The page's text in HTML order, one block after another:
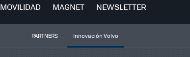
MOVILIDAD MAGNET NEWSLETTER
PARTNERS Innovación Volvo